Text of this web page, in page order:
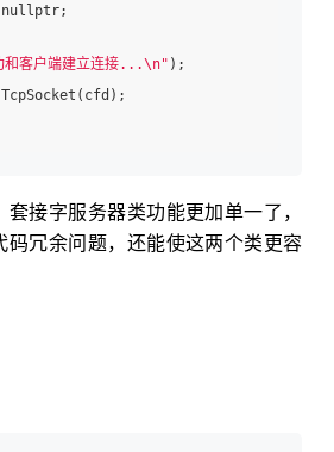
和客户端建立连接...\n" );
接字服务器类功能更加单一了，
码冗余问题，还能使这两个类更容